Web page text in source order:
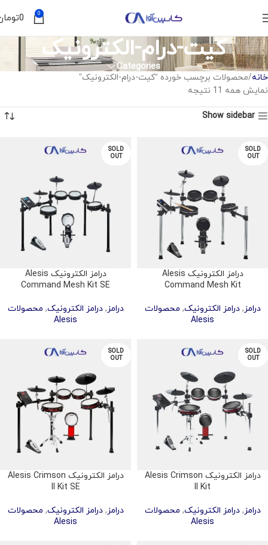
0
0
کیت-درام-الکترونیک
Categories
خانه محصولات برچسب خورده “کیت-درام-الکترونیک”
نمایش همه 11 نتیجه
Show sidebar
SOLD
OUT
درامز الکترونیک Alesis
Command Mesh Kit
درامز,درامز الکترونیک, محصولات
Alesis
SOLD
OUT
درامز الکترونیک Alesis
Command Mesh Kit SE
درامز,درامز الکترونیک, محصولات
Alesis
SOLD
OUT
درامز الکترونیک Alesis Crimson
II Kit
درامز,درامز الکترونیک, محصولات
Alesis
SOLD
OUT
درامز الکترونیک Alesis Crimson
II Kit SE
درامز,درامز الکترونیک, محصولات
Alesis